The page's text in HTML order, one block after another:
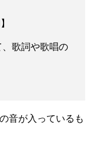
歌詞や歌唱の
音が入っているも